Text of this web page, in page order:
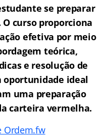
se preparar
O curso proporciona
efetiva por meio
teórica,
e resolução de
oportunidade ideal
uma preparação
carteira vermelha.